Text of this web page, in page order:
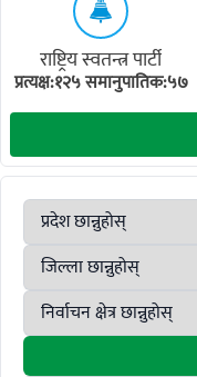
राष्ट्रिय स्वतन्त्र पार्टी
प्रत्यक्ष:१२५ समानुपातिक:५७